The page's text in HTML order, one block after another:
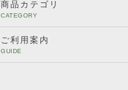
商品カテゴリ
ご利用案内